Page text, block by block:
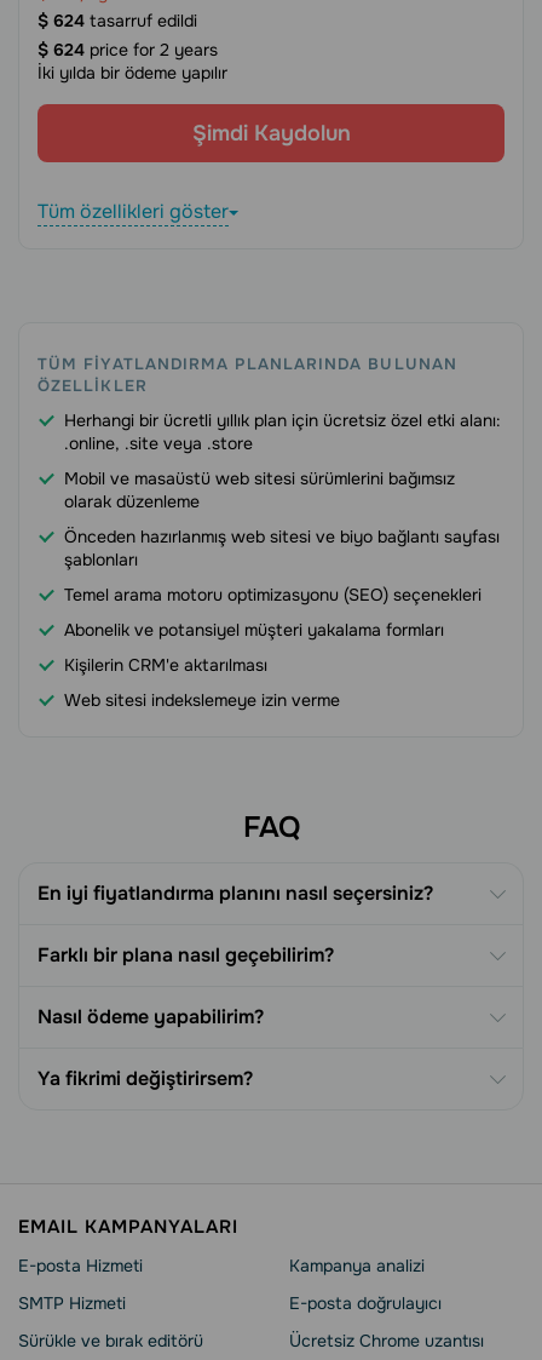
$ 624 tasarruf edildi
$ 624 price for 2 years
İki yılda bir ödeme yapılır
Şimdi Kaydolun
Tüm özellikleri göster
TÜM FIYATLANDIRMA PLANLARINDA BULUNAN
ÖZELLIKLER
Herhangi bir ücretli yıllık plan için ücretsiz özel etki alanı:
.online, .site veya .store
Mobil ve masaüstü web sitesi sürümlerini bağımsız
olarak düzenleme
Önceden hazırlanmış web sitesi ve biyo bağlantı sayfası
şablonları
Temel arama motoru optimizasyonu (SEO) seçenekleri
Abonelik ve potansiyel müşteri yakalama formları
Kişilerin CRM'e aktarılması
Web sitesi indekslemeye izin verme
FAQ
En iyi fiyatlandırma planını nasıl seçersiniz?
Farklı bir plana nasıl geçebilirim?
Nasıl ödeme yapabilirim?
Ya fikrimi değiştirirsem?
EMAIL KAMPANYALARI
E-posta Hizmeti
SMTP Hizmeti
Sürükle ve bırak editörü
Kampanya analizi
E-posta doğrulayıcı
Ücretsiz Chrome uzantısı